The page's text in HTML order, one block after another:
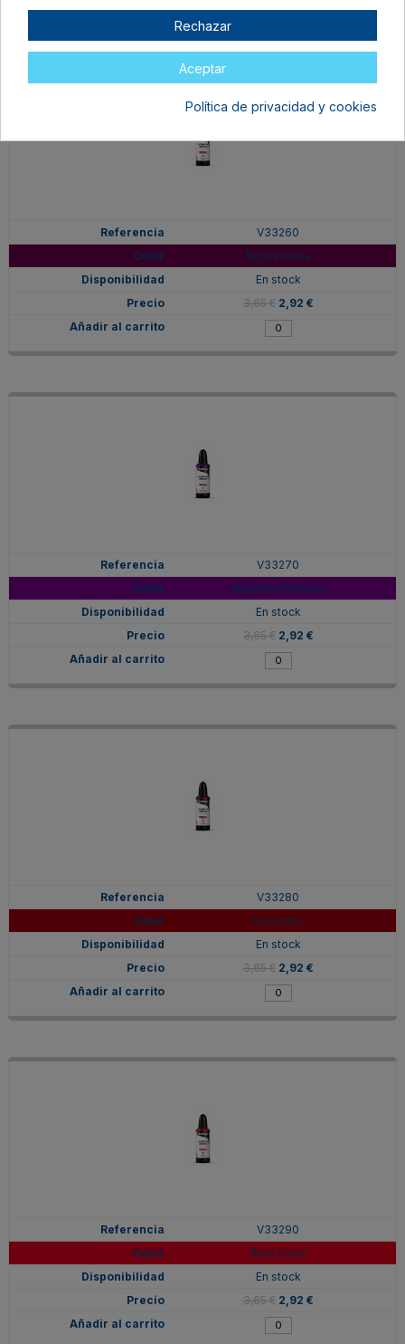
V33260
Rojo Violeta
En stock
3,65 € 2,92 €
V33270
Magenta Primario
En stock
3,65 € 2,92 €
V33280
Escarlata
En stock
3,65 € 2,92 €
V33290
Rojo Coral
En stock
3,65 € 2,92 €
Rechazar
Aceptar
Política de privacidad y cookies